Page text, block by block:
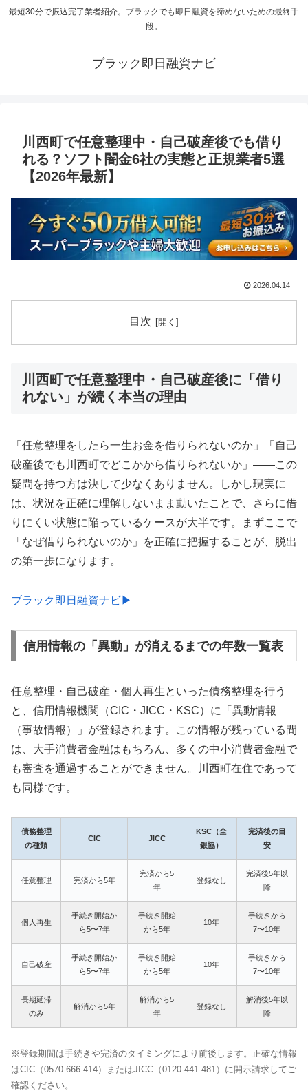
最短30分で振込完了業者紹介。ブラックでも即日融資を諦めないための最終手
段。
ブラック即日融資ナビ
川西町で任意整理中・自己破産後でも借り
れる？ソフト闇金6社の実態と正規業者5選
【2026年最新】
2026.04.14
目次
川西町で任意整理中・自己破産後に「借り
れない」が続く本当の理由
「任意整理をしたら一生お金を借りられないのか」「自己
破産後でも川西町でどこかから借りられないか」——この
疑問を持つ方は決して少なくありません。しかし現実に
は、状況を正確に理解しないまま動いたことで、さらに借
りにくい状態に陥っているケースが大半です。まずここで
「なぜ借りられないのか」を正確に把握することが、脱出
の第一歩になります。
ブラック即日融資ナビ▶
信用情報の「異動」が消えるまでの年数一覧表
任意整理・自己破産・個人再生といった債務整理を行う
と、信用情報機関（CIC・JICC・KSC）に「異動情報
（事故情報）」が登録されます。この情報が残っている間
は、大手消費者金融はもちろん、多くの中小消費者金融で
も審査を通過することができません。川西町在住であって
も同様です。
債務整理
の種類
CIC JICC
KSC（全
銀協）
完済後の目
安
任意整理 完済から5年
完済から5
年
登録なし
完済後5年以
降
個人再生
手続き開始か
ら5〜7年
手続き開始
から5年
10年
手続きから
7〜10年
自己破産
手続き開始か
ら5〜7年
手続き開始
から5年
10年
手続きから
7〜10年
長期延滞
のみ
解消から5年
解消から5
年
登録なし
解消後5年以
降
※登録期間は手続きや完済のタイミングにより前後します。正確な情報
はCIC（0570-666-414）またはJICC（0120-441-481）に開示請求してご
確認ください。